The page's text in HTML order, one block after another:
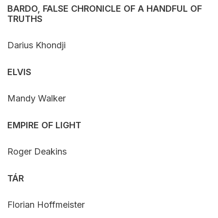
BARDO, FALSE CHRONICLE OF A HANDFUL OF
TRUTHS
Darius Khondji
ELVIS
Mandy Walker
EMPIRE OF LIGHT
Roger Deakins
TÁR
Florian Hoffmeister